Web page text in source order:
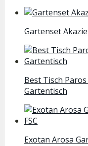
Gartenset
Best Tisch
Gartentisch
Exotan Arosa